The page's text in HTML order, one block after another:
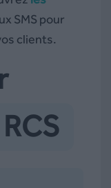
SMS pour
clients.